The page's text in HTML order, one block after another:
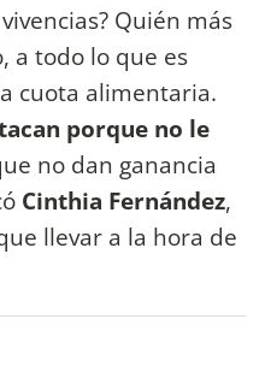
Quién más
a todo lo que es
cuota alimentaria.
porque no le
no dan ganancia
Cinthia Fernández,
llevar a la hora de